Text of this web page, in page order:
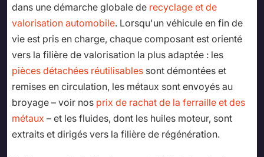
dans une démarche globale de recyclage et de
valorisation automobile. Lorsqu'un véhicule en fin de
vie est pris en charge, chaque composant est orienté
vers la filière de valorisation la plus adaptée : les
pièces détachées réutilisables sont démontées et
remises en circulation, les métaux sont envoyés au
broyage – voir nos prix de rachat de la ferraille et des
métaux – et les fluides, dont les huiles moteur, sont
extraits et dirigés vers la filière de régénération.